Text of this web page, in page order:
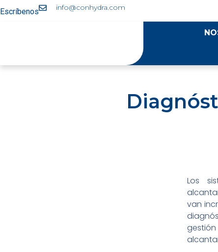
Escríbenos info@conhydra.com
Los
van